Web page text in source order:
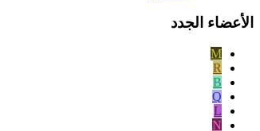
الأعضاء الجدد
M
R
B
Q
L
N